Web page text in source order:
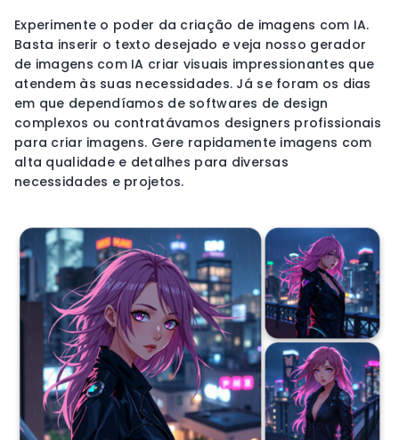
Experimente o poder da criação de imagens com IA.
Basta inserir o texto desejado e veja nosso gerador
de imagens com IA criar visuais impressionantes que
atendem às suas necessidades. Já se foram os dias
em que dependíamos de softwares de design
complexos ou contratávamos designers profissionais
para criar imagens. Gere rapidamente imagens com
alta qualidade e detalhes para diversas
necessidades e projetos.